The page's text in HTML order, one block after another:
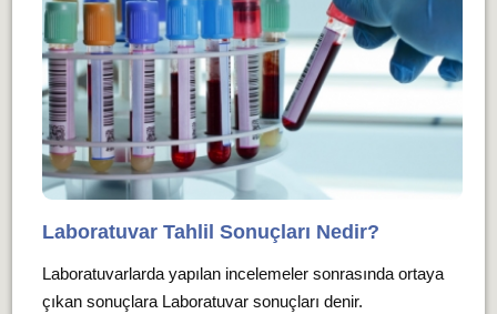
Laboratuvar Tahlil Sonuçları Nedir?
Laboratuvarlarda yapılan incelemeler sonrasında ortaya
çıkan sonuçlara Laboratuvar sonuçları denir.